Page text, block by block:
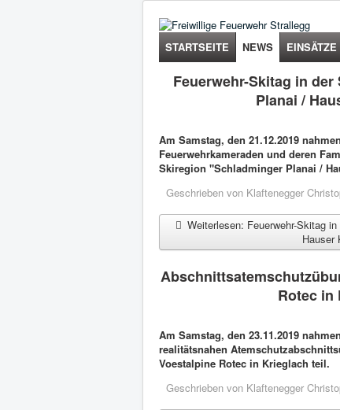
STARTSEITE NEWS EINSÄTZE
Feuerwehr-Skitag in
Planai /
Am Samstag, den 21.12.2019
Feuerwehrkameraden und deren
Skiregion "Schladminger Planai /
Geschrieben von Klaftenegger
Weiterlesen: Feuerwehr-Skitag
Hauser
Rotec in
Am Samstag, den 23.11.2019
realitätsnahen
Voestalpine Rotec in Krieglach teil.
Geschrieben von Klaftenegger